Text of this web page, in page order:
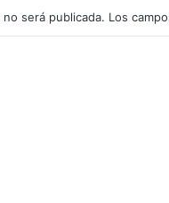
será publicada. Los